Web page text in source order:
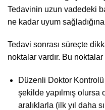
Tedavinin uzun vadedeki
ne kadar uyum sağladığına
Tedavi sonrası süreçte
noktalar vardır. Bu noktalar
Düzenli Doktor
şekilde yapılmış
aralıklarla (ilk yıl daha